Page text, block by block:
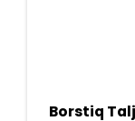
Borstiq